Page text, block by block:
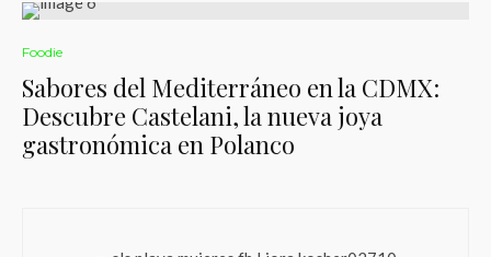
Foodie
Sabores del Mediterráneo en la CDMX:
Descubre Castelani, la nueva joya
gastronómica en Polanco